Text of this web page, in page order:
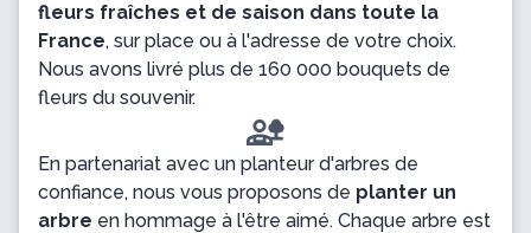
fleurs fraîches et de saison dans toute la
France, sur place ou à l'adresse de votre choix.
Nous avons livré plus de 160 000 bouquets de
fleurs du souvenir.
En partenariat avec un planteur d'arbres de
confiance, nous vous proposons de planter un
arbre en hommage à l'être aimé. Chaque arbre est